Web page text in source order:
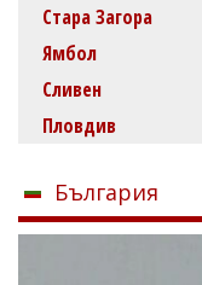
Стара Загора
Ямбол
Сливен
Пловдив
България